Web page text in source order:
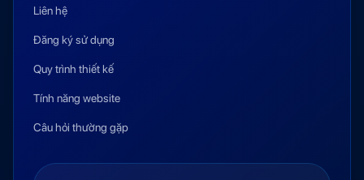
Liên hệ
Đăng ký sử dụng
Quy trình thiết kế
Tính năng website
Câu hỏi thường gặp